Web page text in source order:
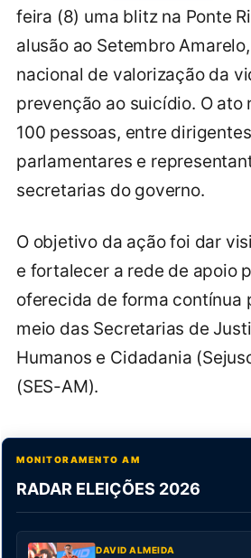
feira (8) uma blitz na Ponte
alusão ao Setembro
nacional de valorização da
prevenção ao suicídio. O ato
100 pessoas, entre
parlamentares e
secretarias do governo.
O objetivo da ação foi dar
e fortalecer a rede de apoio
oferecida de forma contínua
meio das Secretarias de
Humanos e Cidadania
(SES-AM).
MONITORAMENTO AM
RADAR ELEIÇÕES 2026
DAVID ALMEIDA